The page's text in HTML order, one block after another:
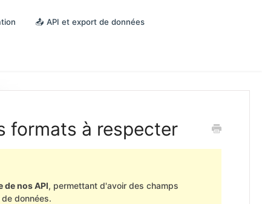
📤 API et export de données
formats à respecter
de nos API, permettant d'avoir des champs
de données.